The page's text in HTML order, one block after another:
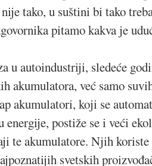
tako, u suštini bi tako
pitamo kakva je
u autoindustriji, sledeće
akumulatora, već samo
akumulatori, koji se
energije, postiže se i veći
te akumulatore. Njih
svetskih